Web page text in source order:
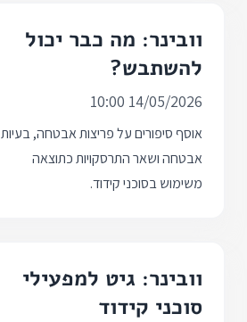
וובינר: מה כבר יכול
להשתבש?
14/05/2026 10:00
אוסף סיפורים על פריצות אבטחה, בעיות
אבטחה ושאר התרסקויות כתוצאה
משימוש בסוכני קידוד.
וובינר: גיט למפעילי
סוכני קידוד